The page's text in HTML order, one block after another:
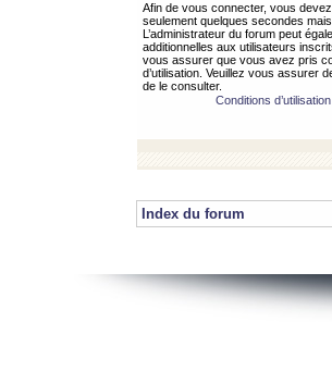
Afin de vous connecter, vous
seulement quelques secondes
L’administrateur du forum peut
additionnelles aux utilisateurs
vous assurer que vous avez pris
d’utilisation. Veuillez vous assurer
de le consulter.
Conditions d’utilisation
Index du forum